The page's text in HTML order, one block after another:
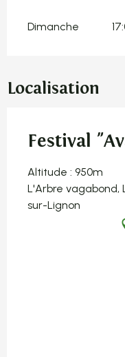
Dimanche
Localisation
Festival
Altitude : 950m
L'Arbre vagabond,
sur-Lignon